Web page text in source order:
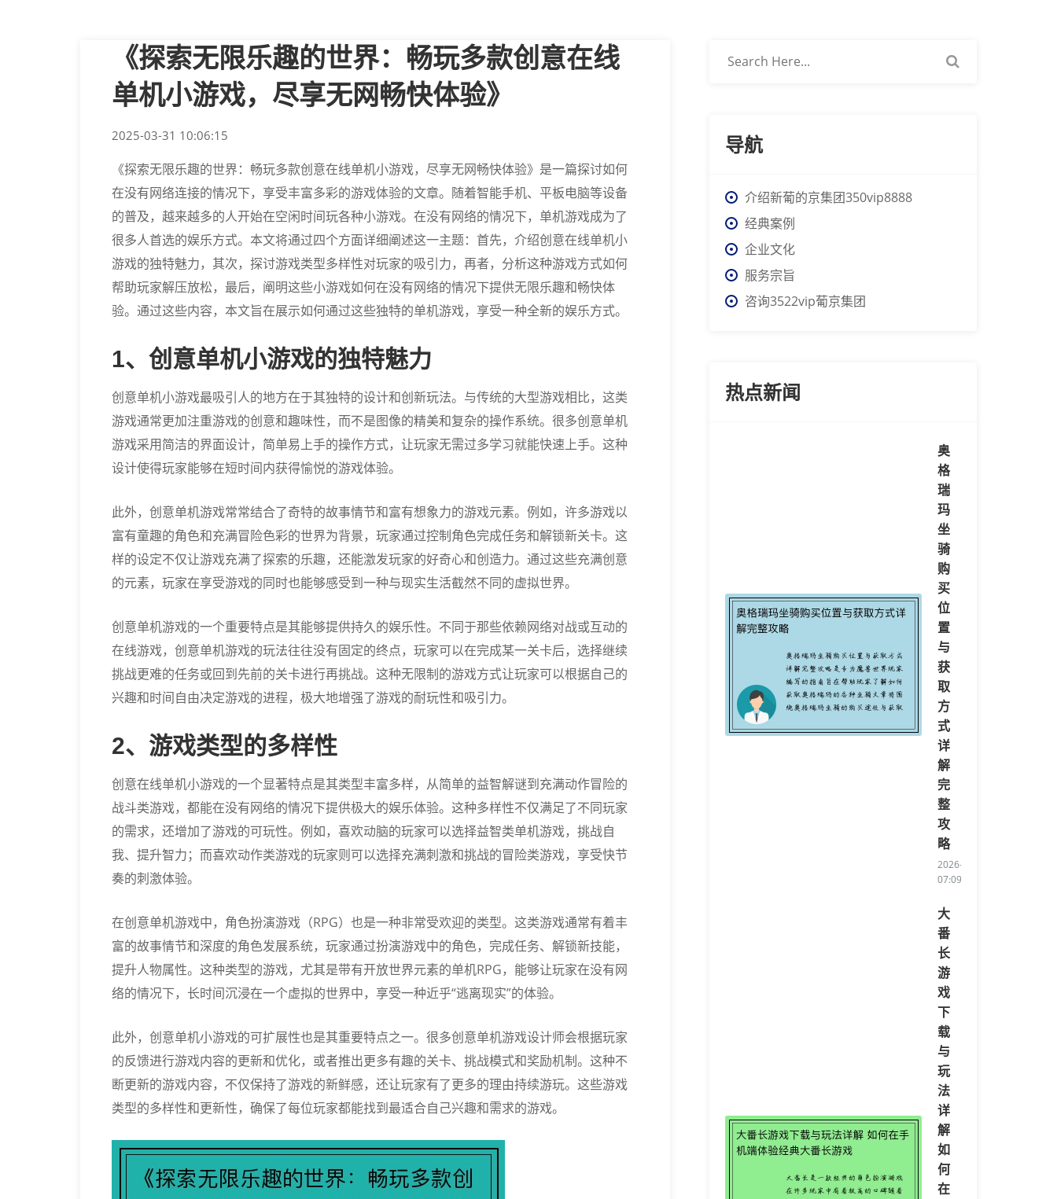
《探索无限乐趣的世界：畅玩多款创意在线
单机小游戏，尽享无网畅快体验》
2025-03-31 10:06:15
《探索无限乐趣的世界：畅玩多款创意在线单机小游戏，尽享无网畅快体验》是一篇探讨如何
在没有网络连接的情况下，享受丰富多彩的游戏体验的文章。随着智能手机、平板电脑等设备
的普及，越来越多的人开始在空闲时间玩各种小游戏。在没有网络的情况下，单机游戏成为了
很多人首选的娱乐方式。本文将通过四个方面详细阐述这一主题：首先，介绍创意在线单机小
游戏的独特魅力，其次，探讨游戏类型多样性对玩家的吸引力，再者，分析这种游戏方式如何
帮助玩家解压放松，最后，阐明这些小游戏如何在没有网络的情况下提供无限乐趣和畅快体
验。通过这些内容，本文旨在展示如何通过这些独特的单机游戏，享受一种全新的娱乐方式。
1、创意单机小游戏的独特魅力
创意单机小游戏最吸引人的地方在于其独特的设计和创新玩法。与传统的大型游戏相比，这类
游戏通常更加注重游戏的创意和趣味性，而不是图像的精美和复杂的操作系统。很多创意单机
游戏采用简洁的界面设计，简单易上手的操作方式，让玩家无需过多学习就能快速上手。这种
设计使得玩家能够在短时间内获得愉悦的游戏体验。
此外，创意单机游戏常常结合了奇特的故事情节和富有想象力的游戏元素。例如，许多游戏以
富有童趣的角色和充满冒险色彩的世界为背景，玩家通过控制角色完成任务和解锁新关卡。这
样的设定不仅让游戏充满了探索的乐趣，还能激发玩家的好奇心和创造力。通过这些充满创意
的元素，玩家在享受游戏的同时也能够感受到一种与现实生活截然不同的虚拟世界。
创意单机游戏的一个重要特点是其能够提供持久的娱乐性。不同于那些依赖网络对战或互动的
在线游戏，创意单机游戏的玩法往往没有固定的终点，玩家可以在完成某一关卡后，选择继续
挑战更难的任务或回到先前的关卡进行再挑战。这种无限制的游戏方式让玩家可以根据自己的
兴趣和时间自由决定游戏的进程，极大地增强了游戏的耐玩性和吸引力。
2、游戏类型的多样性
创意在线单机小游戏的一个显著特点是其类型丰富多样，从简单的益智解谜到充满动作冒险的
战斗类游戏，都能在没有网络的情况下提供极大的娱乐体验。这种多样性不仅满足了不同玩家
的需求，还增加了游戏的可玩性。例如，喜欢动脑的玩家可以选择益智类单机游戏，挑战自
我、提升智力；而喜欢动作类游戏的玩家则可以选择充满刺激和挑战的冒险类游戏，享受快节
奏的刺激体验。
在创意单机游戏中，角色扮演游戏（RPG）也是一种非常受欢迎的类型。这类游戏通常有着丰
富的故事情节和深度的角色发展系统，玩家通过扮演游戏中的角色，完成任务、解锁新技能，
提升人物属性。这种类型的游戏，尤其是带有开放世界元素的单机RPG，能够让玩家在没有网
络的情况下，长时间沉浸在一个虚拟的世界中，享受一种近乎“逃离现实”的体验。
此外，创意单机小游戏的可扩展性也是其重要特点之一。很多创意单机游戏设计师会根据玩家
的反馈进行游戏内容的更新和优化，或者推出更多有趣的关卡、挑战模式和奖励机制。这种不
断更新的游戏内容，不仅保持了游戏的新鲜感，还让玩家有了更多的理由持续游玩。这些游戏
类型的多样性和更新性，确保了每位玩家都能找到最适合自己兴趣和需求的游戏。
导航
介绍新葡的京集团350vip8888
经典案例
企业文化
服务宗旨
咨询3522vip葡京集团
热点新闻
奥
格
瑞
玛
坐
骑
购
买
位
置
与
获
取
方
式
详
解
完
整
攻
略
2026-08-06
07:09:03/li>
大
番
长
游
戏
下
载
与
玩
法
详
解
如
何
在